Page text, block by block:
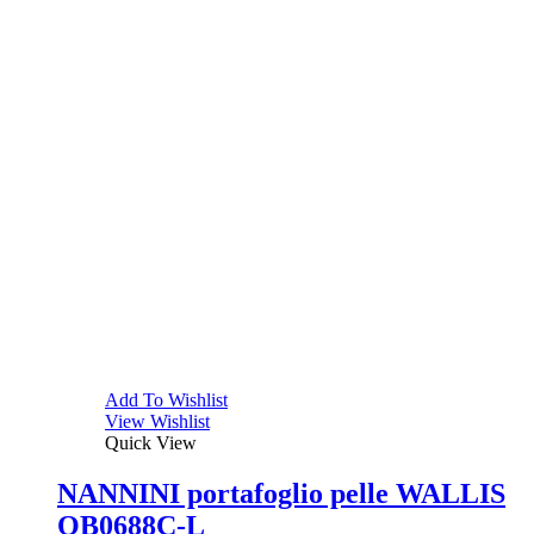
Add To Wishlist
View Wishlist
Quick View
NANNINI portafoglio pelle WALLIS
QB0688C-L